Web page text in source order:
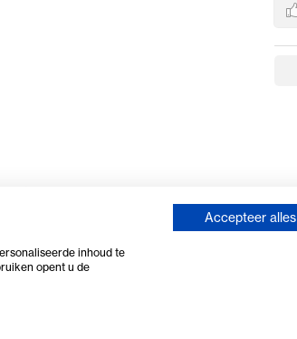
inhoud te
opent u de
Accepteer alles